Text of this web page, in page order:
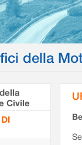
della
Civile